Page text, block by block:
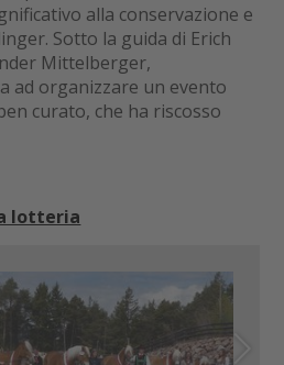
alla conservazione e
Sotto la guida di Erich
Mittelberger,
ad organizzare un evento
curato, che ha riscosso
lotteria